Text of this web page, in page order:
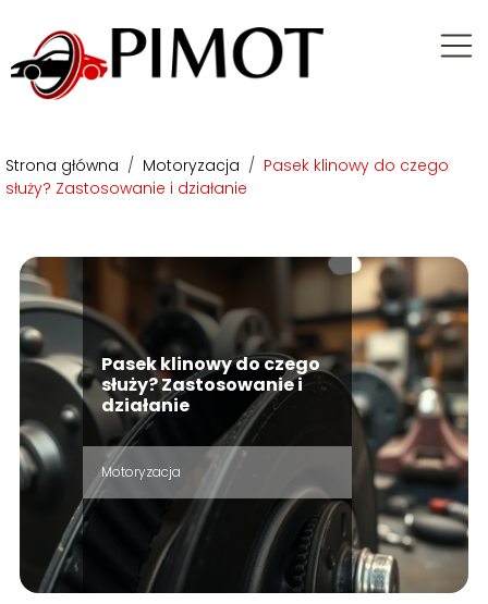
Strona główna / Motoryzacja / Pasek klinowy do czego
służy? Zastosowanie i działanie
Pasek klinowy do czego
służy? Zastosowanie i
działanie
Motoryzacja